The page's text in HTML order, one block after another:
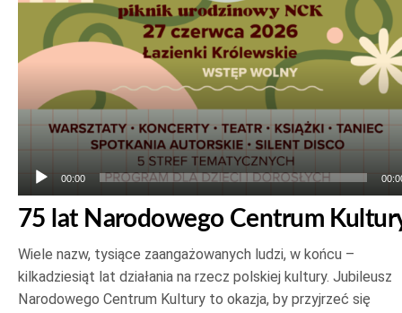
00:00
75 lat Narodowego Centrum
Wiele nazw, tysiące zaangażowanych ludzi, w końcu –
kilkadziesiąt lat działania na rzecz polskiej kultury. Jubileusz
Narodowego Centrum Kultury to okazja, by przyjrzeć się